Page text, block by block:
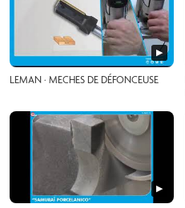
▶
LEMAN · MECHES DE DÉFONCEUSE
▶